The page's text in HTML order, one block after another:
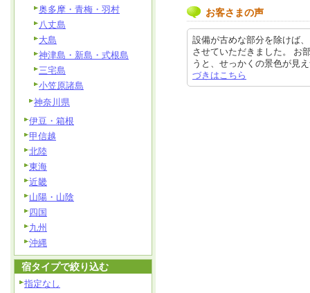
お客さまの声
設備が古めな部分を除けば
させていただきました。 お
うと、せっかくの景色が見
づきはこちら
奥多摩・青梅・羽村
八丈島
大島
神津島・新島・式根島
三宅島
小笠原諸島
神奈川県
伊豆・箱根
甲信越
北陸
東海
近畿
山陽・山陰
四国
九州
沖縄
宿タイプで絞り込む
指定なし